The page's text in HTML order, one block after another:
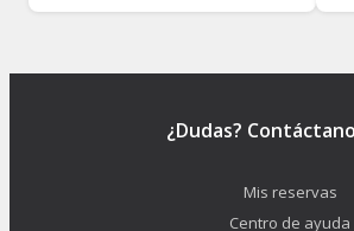
¿Dudas?
Mis reservas
Centro de ayuda